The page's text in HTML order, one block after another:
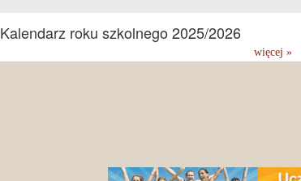
Kalendarz roku szkolnego 2025/2026
więcej »